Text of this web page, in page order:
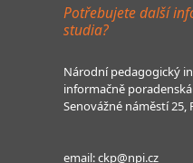
Potřebujete další
studia?
Národní pedagogický
informačně
Senovážné náměstí 25,
email:ckp@npi.cz